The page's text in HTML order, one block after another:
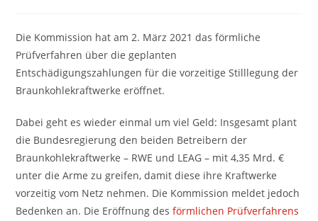
Die Kommission hat am 2. März 2021 das förmliche
Prüfverfahren über die geplanten
Entschädigungszahlungen für die vorzeitige Stilllegung der
Braunkohlekraftwerke eröffnet.
Dabei geht es wieder einmal um viel Geld: Insgesamt plant
die Bundesregierung den beiden Betreibern der
Braunkohlekraftwerke – RWE und LEAG – mit 4,35 Mrd. €
unter die Arme zu greifen, damit diese ihre Kraftwerke
vorzeitig vom Netz nehmen. Die Kommission meldet jedoch
Bedenken an. Die Eröffnung desförmlichen Prüfverfahrens